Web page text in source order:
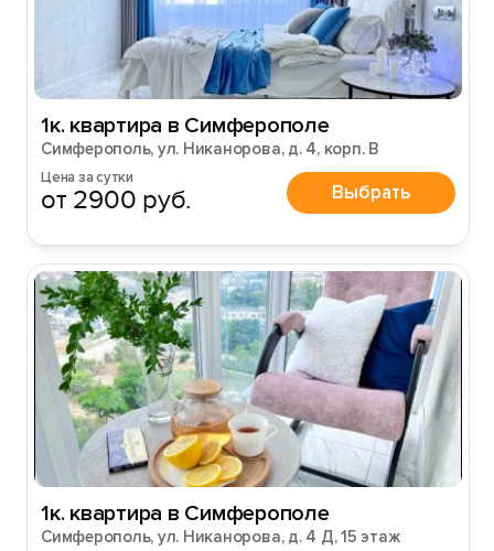
1к. квартира в Симферополе
Симферополь, ул. Никанорова, д. 4, корп. В
Цена за сутки
от 2900 руб. Выбрать
1к. квартира в Симферополе
Симферополь, ул. Никанорова, д. 4 Д, 15 этаж